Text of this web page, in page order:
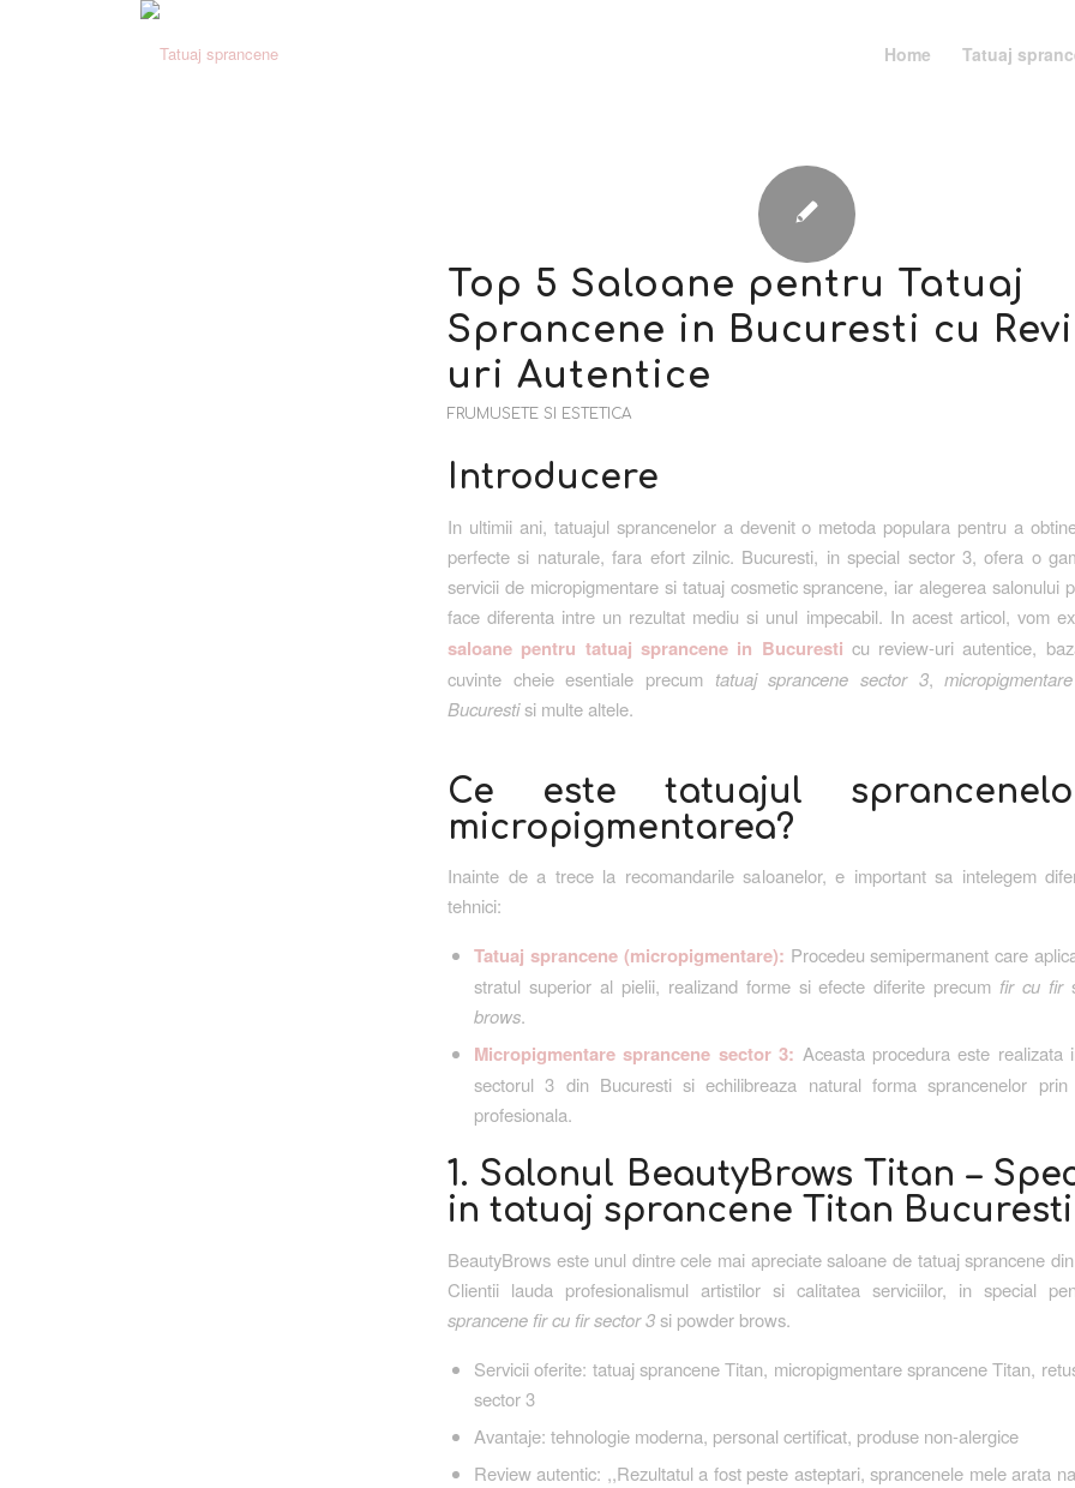
Home Tatuaj
Top 5 Saloane pentru Tatuaj
Sprancene in Bucuresti cu
uri Autentice
FRUMUSETE SI ESTETICA
Introducere
In ultimii ani, tatuajul sprancenelor a devenit o metoda populara pentru a
perfecte si naturale, fara efort zilnic. Bucuresti, in special sector 3, ofera o
servicii de micropigmentare si tatuaj cosmetic sprancene, iar alegerea salonului
face diferenta intre un rezultat mediu si unul impecabil. In acest articol, vom
saloane pentru tatuaj sprancene in Bucuresti cu review-uri autentice,
cuvinte cheie esentiale precum tatuaj sprancene sector 3,
Bucurestisi multe altele.
Ce este tatuajul
micropigmentarea?
Inainte de a trece la recomandarile saloanelor, e important sa intelegem
tehnici:
Tatuaj sprancene (micropigmentare): Procedeu semipermanent care
stratul superior al pielii, realizand forme si efecte diferite precum fir cu fir
brows.
Micropigmentare sprancene sector 3: Aceasta procedura este realizata
sectorul 3 din Bucuresti si echilibreaza natural forma sprancenelor prin
profesionala.
1. Salonul BeautyBrows Titan –
in tatuaj sprancene Titan Bucuresti
BeautyBrows este unul dintre cele mai apreciate saloane de tatuaj sprancene
Clientii lauda profesionalismul artistilor si calitatea serviciilor, in special
sprancene fir cu fir sector 3 si powder brows.
Servicii oferite: tatuaj sprancene Titan, micropigmentare sprancene Titan,
sector 3
Avantaje: tehnologie moderna, personal certificat, produse non-alergice
Review autentic: ,,Rezultatul a fost peste asteptari, sprancenele mele arata